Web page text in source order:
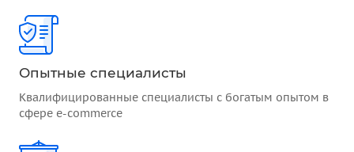
Опытные специалисты
Квалифицированные специалисты с богатым опытом в
сфере e-commerce